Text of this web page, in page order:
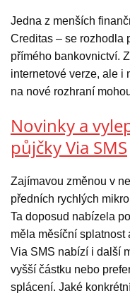
Jedna z menších
Creditas – se rozhodla
přímého bankovnictví.
internetové verze, ale i
na nové rozhraní
Novinky a
půjčky Via SMS
Zajímavou změnou v
předních rychlých
Ta doposud nabízela
měla měsíční splatnost
Via SMS nabízí i další
vyšší částku nebo
splácení. Jaké